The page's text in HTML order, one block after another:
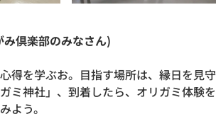
倶楽部のみなさん)
得を学ぶお。目指す場所は、縁日を見守
ミ神社」、到着したら、オリガミ体験を
よう。